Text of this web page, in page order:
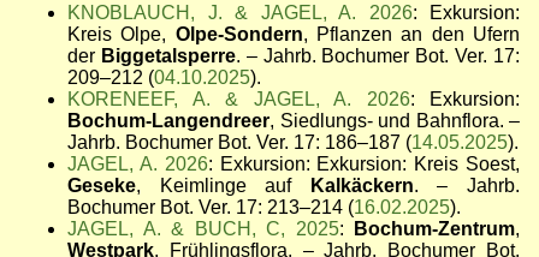
KNOBLAUCH, J. & JAGEL, A. 2026: Exkursion:
Kreis Olpe, Olpe-Sondern, Pflanzen an den Ufern
der Biggetalsperre. – Jahrb. Bochumer Bot. Ver. 17:
209–212 (04.10.2025).
KORENEEF, A. & JAGEL, A. 2026: Exkursion:
Bochum-Langendreer, Siedlungs- und Bahnflora. –
Jahrb. Bochumer Bot. Ver. 17: 186–187 (14.05.2025).
JAGEL, A. 2026: Exkursion: Exkursion: Kreis Soest,
Geseke, Keimlinge auf Kalkäckern. – Jahrb.
Bochumer Bot. Ver. 17: 213–214 (16.02.2025).
JAGEL, A. & BUCH, C, 2025: Bochum-Zentrum,
Westpark, Frühlingsflora. – Jahrb. Bochumer Bot.